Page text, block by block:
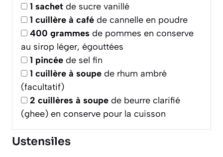
1 sachet de sucre vanillé
1 cuillère à café de cannelle en poudre
400 grammes de pommes en conserve
au sirop léger, égouttées
1 pincée de sel fin
1 cuillère à soupe de rhum ambré
(facultatif)
2 cuillères à soupe de beurre clarifié
(ghee) en conserve pour la cuisson
Ustensiles